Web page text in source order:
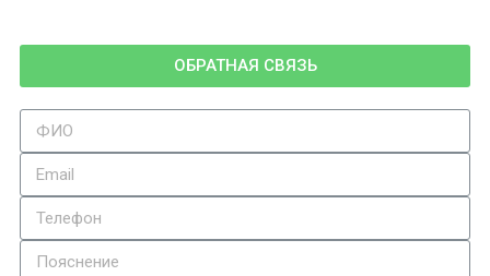
ОБРАТНАЯ СВЯЗЬ